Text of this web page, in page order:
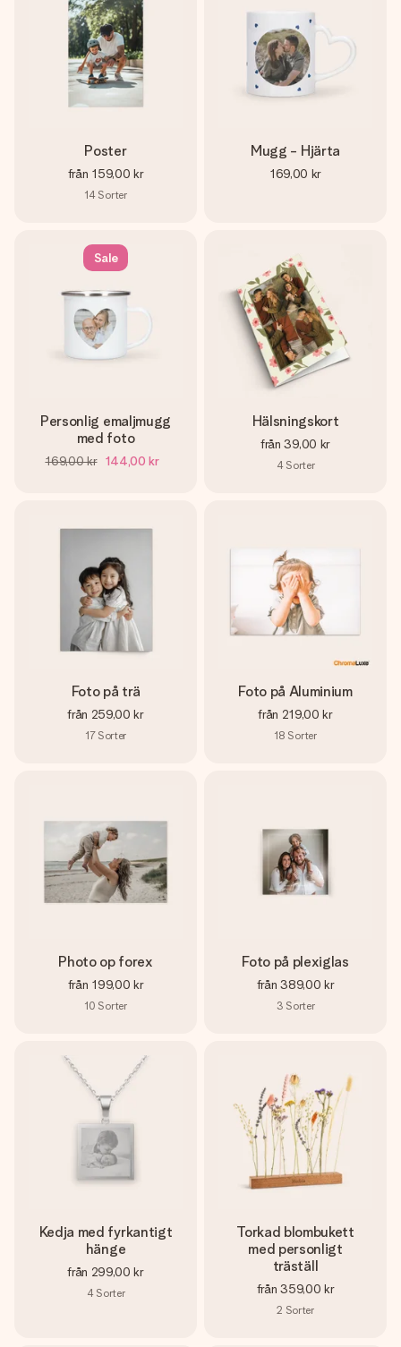
Poster
från 159,00 kr
14 Sorter
Mugg - Hjärta
169,00 kr
Sale
Personlig emaljmugg
med foto
169,00 kr 144,00 kr
Hälsningskort
från 39,00 kr
4 Sorter
Foto på trä
från 259,00 kr
17 Sorter
Foto på Aluminium
från 219,00 kr
18 Sorter
Photo op forex
från 199,00 kr
10 Sorter
Foto på plexiglas
från 389,00 kr
3 Sorter
Kedja med fyrkantigt
hänge
från 299,00 kr
4 Sorter
Torkad blombukett
med personligt
träställ
från 359,00 kr
2 Sorter